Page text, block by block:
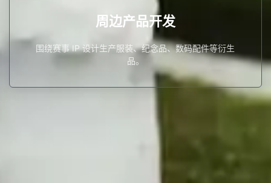
周边产品开发
围绕赛事 IP 设计生产服装、纪念品、数码配件等衍生
品。
周边产品开发
围绕赛事 IP 设计生产服装、纪念品、数码配件等衍生